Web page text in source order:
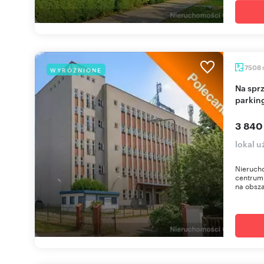
WYRÓŻNIONE 7508
Na sprzedaż kompleks biurowy 7508 m² z
3
lokal
na